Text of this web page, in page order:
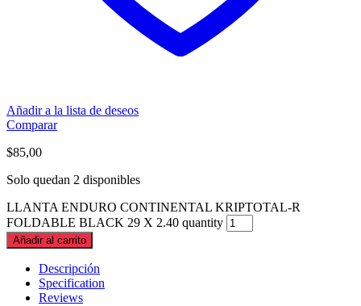
Añadir a la lista de deseos
Comparar
$85,00
Solo quedan 2 disponibles
LLANTA ENDURO CONTINENTAL KRIPTOTAL-R
FOLDABLE BLACK 29 X 2.40 quantity
Añadir al carrito
Descripción
Specification
Reviews